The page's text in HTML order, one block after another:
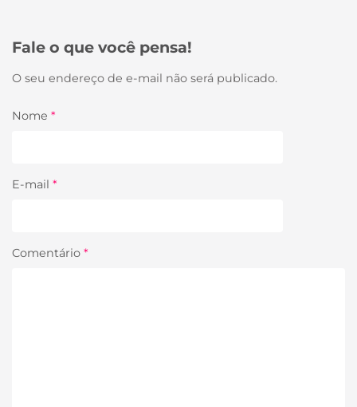
Fale o que você pensa!
O seu endereço de e-mail não será publicado.
Nome *
E-mail *
Comentário *